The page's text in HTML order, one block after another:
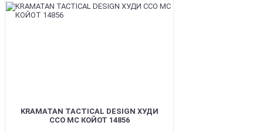
KRAMATAN TACTICAL DESIGN ХУДИ
ССО МС КОЙОТ 14856